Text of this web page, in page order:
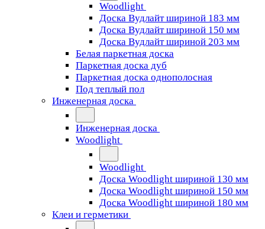
Woodlight
Доска Вудлайт шириной 183 мм
Доска Вудлайт шириной 150 мм
Доска Вудлайт шириной 203 мм
Белая паркетная доска
Паркетная доска дуб
Паркетная доска однополосная
Под теплый пол
Инженерная доска
Инженерная доска
Woodlight
Woodlight
Доска Woodlight шириной 130 мм
Доска Woodlight шириной 150 мм
Доска Woodlight шириной 180 мм
Клеи и герметики